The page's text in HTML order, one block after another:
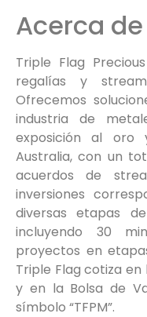
Acerca
Triple Flag
regalías y
Ofrecemos
industria de
exposición al
Australia, con un
acuerdos de
inversiones
diversas etapas
incluyendo 30
proyectos en
Triple Flag cotiza
y en la Bolsa de
símbolo “TFPM”.